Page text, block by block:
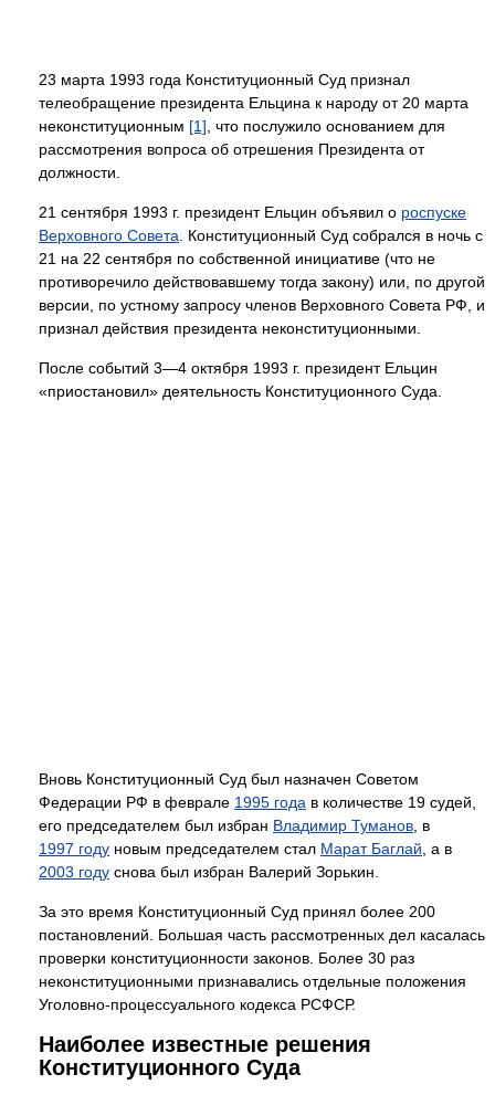
23 марта 1993 года Конституционный Суд признал
телеобращение президента Ельцина к народу от 20 марта
неконституционным [1] , что послужило основанием для
рассмотрения вопроса об отрешения Президента от
должности.
21 сентября 1993 г. президент Ельцин объявил о роспуске
Верховного Совета . Конституционный Суд собрался в ночь с
21 на 22 сентября по собственной инициативе (что не
противоречило действовавшему тогда закону) или, по другой
версии, по устному запросу членов Верховного Совета РФ, и
признал действия президента неконституционными.
После событий 3—4 октября 1993 г. президент Ельцин
«приостановил» деятельность Конституционного Суда.
Вновь Конституционный Суд был назначен Советом
Федерации РФ в феврале 1995 года в количестве 19 судей,
его председателем был избран Владимир Туманов , в
1997 году новым председателем стал Марат Баглай , а в
2003 году снова был избран Валерий Зорькин.
За это время Конституционный Суд принял более 200
постановлений. Большая часть рассмотренных дел касалась
проверки конституционности законов. Более 30 раз
неконституционными признавались отдельные положения
Уголовно-процессуального кодекса РСФСР.
Наиболее известные решения
Конституционного Суда